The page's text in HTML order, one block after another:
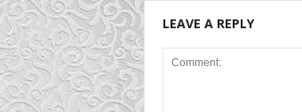
LEAVE A REPLY